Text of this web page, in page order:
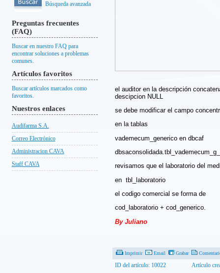
Búsqueda avanzada
Preguntas frecuentes
(FAQ)
Buscar en nuestro FAQ para
encontrar soluciones a problemas
comunes.
Artículos favoritos
Buscar artículos marcados como
favoritos.
Nuestros enlaces
Audifarma S.A.
Correo Electrónico
Administracion CAVA
Staff CAVA
el auditor en la descripción
descipcion NULL
se debe modificar el campo
en la tablas
vademecum_generico en dbcaf
revisamos que el laboratorio del
en tbl_laboratorio
el codigo comercial se forma de
cod_laboratorio + cod_generico.
By Juliano
Imprimir Email Grabar
ID del artículo: 10022 Artículo